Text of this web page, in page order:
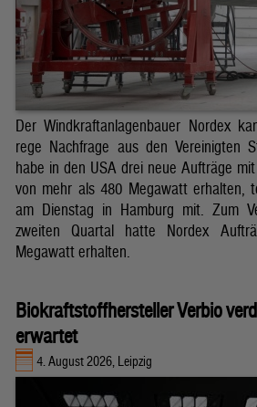
Der Windkraftanlagenbauer Nordex
rege Nachfrage aus den Vereinigten
habe in den USA drei neue Aufträge
von mehr als 480 Megawatt erhalten,
am Dienstag in Hamburg mit. Zum
zweiten Quartal hatte Nordex
Megawatt erhalten.
Biokraftstoffhersteller Verbio
erwartet
4. August 2026, Leipzig